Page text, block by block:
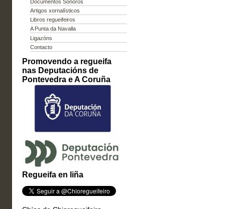
Documentos Sonoros
Artigos xornalísticos
Libros regueifeiros
A Punta da Navalla
Ligazóns
Contacto
Promovendo a regueifa
nas Deputacións de
Pontevedra e A Coruña
Regueifa en liña